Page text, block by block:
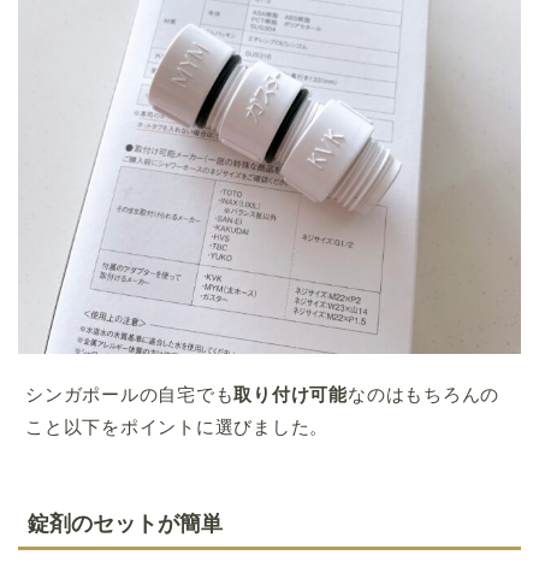
シンガポールの自宅でも取り付け可能なのはもちろんの
こと以下をポイントに選びました。
錠剤のセットが簡単